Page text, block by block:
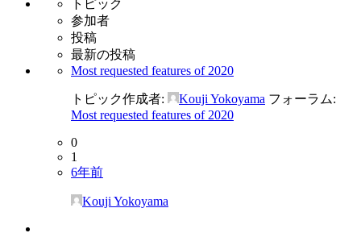
トピック
参加者
投稿
最新の投稿
Most requested features of 2020
トピック作成者: Kouji Yokoyama フォーラム:
Most requested features of 2020
0
1
6年前
Kouji Yokoyama